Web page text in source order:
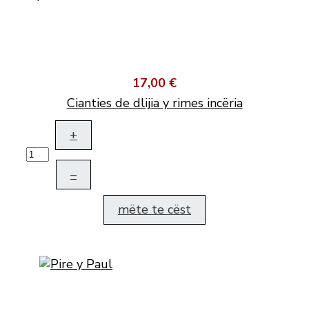
17,00 €
Cianties de dlijia y rimes incëria
+
–
mëte te cëst